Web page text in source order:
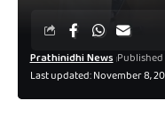
Last updated: November 8,
Prathinidhi News Published